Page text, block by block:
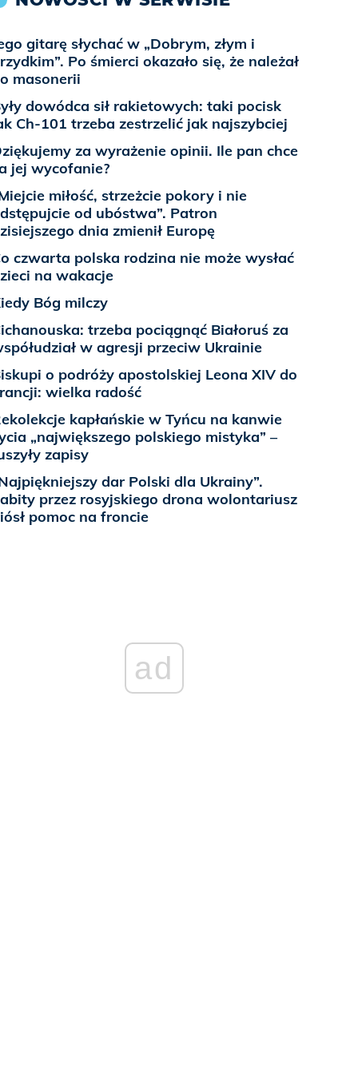
gitarę słychać w „Dobrym, złym i
Po śmierci okazało się, że należał
masonerii
dowódca sił rakietowych: taki pocisk
Ch-101 trzeba zestrzelić jak najszybciej
za wyrażenie opinii. Ile pan chce
jej wycofanie?
miłość, strzeżcie pokory i nie
od ubóstwa”. Patron
dnia zmienił Europę
czwarta polska rodzina nie może wysłać
na wakacje
Bóg milczy
trzeba pociągnąć Białoruś za
w agresji przeciw Ukrainie
o podróży apostolskiej Leona XIV do
wielka radość
kapłańskie w Tyńcu na kanwie
„największego polskiego mistyka” –
zapisy
dar Polski dla Ukrainy”.
przez rosyjskiego drona wolontariusz
pomoc na froncie
ad